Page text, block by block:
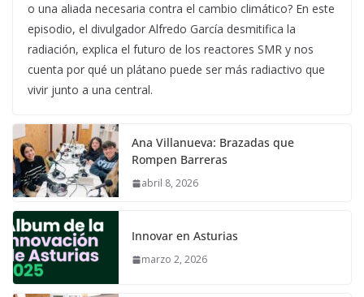
o una aliada necesaria contra el cambio climático? En este
episodio, el divulgador Alfredo García desmitifica la
radiación, explica el futuro de los reactores SMR y nos
cuenta por qué un plátano puede ser más radiactivo que
vivir junto a una central.
Ana Villanueva: Brazadas que
Rompen Barreras
abril 8, 2026
Innovar en Asturias
marzo 2, 2026